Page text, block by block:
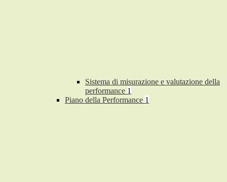
Sistema di misurazione e valutazione della
performance 1
Piano della Performance 1